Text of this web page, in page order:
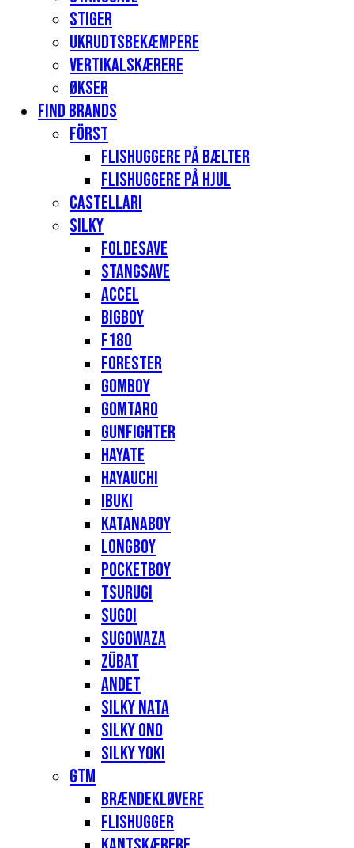
Stiger
Ukrudtsbekæmpere
Vertikalskærere
Økser
Find Brands
Först
Flishuggere på bælter
Flishuggere på hjul
Castellari
Silky
Foldesave
Stangsave
Accel
Bigboy
F180
Forester
Gomboy
Gomtaro
Gunfighter
Hayate
Hayauchi
Ibuki
Katanaboy
Longboy
Pocketboy
Tsurugi
Sugoi
Sugowaza
Zübat
Andet
Silky Nata
Silky Ono
Silky Yoki
GTM
Brændekløvere
Flishugger